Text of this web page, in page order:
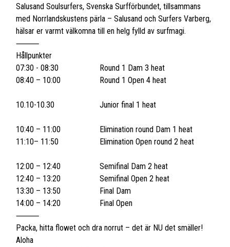
Salusand Soulsurfers, Svenska Surfförbundet, tillsammans
med Norrlandskustens pärla – Salusand och Surfers Varberg,
hälsar er varmt välkomna till en helg fylld av surfmagi.
⸻
Hållpunkter
07:30 - 08:30 Round 1 Dam 3 heat
08:40 – 10:00 Round 1 Open 4 heat
10.10-10.30 Junior final 1 heat
10:40 – 11:00 Elimination round Dam 1 heat
11:10– 11:50 Elimination Open round 2 heat
12:00 – 12:40 Semifinal Dam 2 heat
12:40 – 13:20 Semifinal Open 2 heat
13:30 – 13:50 Final Dam
14:00 – 14:20 Final Open
⸻
Packa, hitta flowet och dra norrut – det är NU det smäller!
Aloha